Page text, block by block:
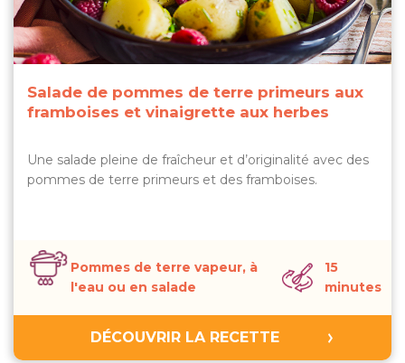
Salade de pommes de terre primeurs aux
framboises et vinaigrette aux herbes
Une salade pleine de fraîcheur et d’originalité avec des
pommes de terre primeurs et des framboises.
Pommes de terre vapeur, à
l'eau ou en salade
15
minutes
DÉCOUVRIR LA RECETTE